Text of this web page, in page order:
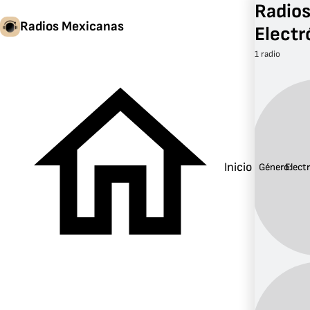
Radios Mexicanas
Inicio
1 radio
Género: